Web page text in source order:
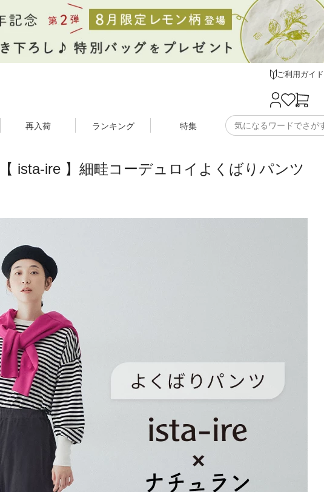
ご利用ガイド
再入荷 ランキング 特集
ista-ire 】細畦コーデュロイよくばりパンツ